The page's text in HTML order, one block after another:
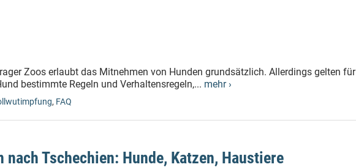
Zoos erlaubt das Mitnehmen von Hunden grundsätzlich. Allerdings gelten für
bestimmte Regeln und Verhaltensregeln,... mehr ›
, FAQ
nach Tschechien: Hunde, Katzen, Haustiere